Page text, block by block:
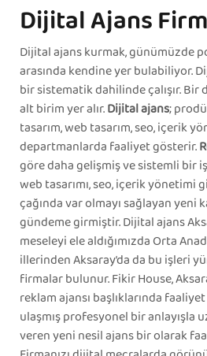
Dijital Ajans
Dijital ajans kurmak, günümüzde
arasında kendine yer bulabiliyor.
bir sistematik dahilinde çalışır.
alt birim yer alır.Dijital ajans;
tasarım, web tasarım, seo, içerik
departmanlarda faaliyet gösterir.
göre daha gelişmiş ve sistemli bir
web tasarımı, seo, içerik
çağında var olmayı sağlayan yeni
gündeme girmiştir. Dijital ajans
meseleyi ele aldığımızda Orta
illerinden Aksaray’da da bu işleri
firmalar bulunur. Fikir House,
reklam ajansı başlıklarında
ulaşmış profesyonel bir anlayışla
veren yeni nesil ajans bir olarak